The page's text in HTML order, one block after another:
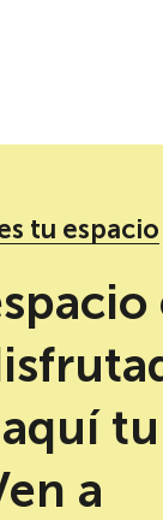
tu espacio
tu
a